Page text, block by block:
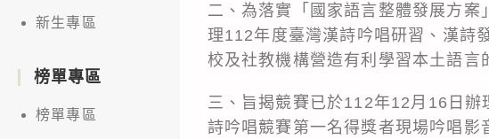
二、為落實「國家語言整體發展方
理112年度臺灣漢詩吟唱研習、漢詩
校及社教機構營造有利學習本土語言
三、旨揭競賽已於112年12月16日
詩吟唱競賽第一名得獎者現場吟唱影
新生專區
榜單專區
榜單專區